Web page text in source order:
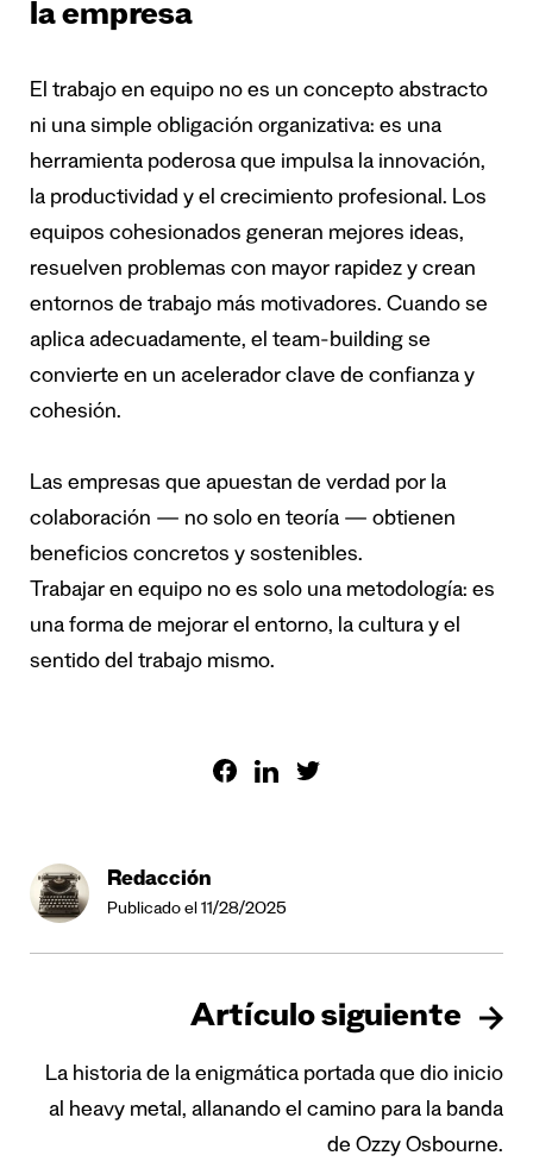
la empresa
El trabajo en equipo no es un concepto abstracto
ni una simple obligación organizativa: es una
herramienta poderosa que impulsa la innovación,
la productividad y el crecimiento profesional. Los
equipos cohesionados generan mejores ideas,
resuelven problemas con mayor rapidez y crean
entornos de trabajo más motivadores. Cuando se
aplica adecuadamente, el team-building se
convierte en un acelerador clave de confianza y
cohesión.
Las empresas que apuestan de verdad por la
colaboración — no solo en teoría — obtienen
beneficios concretos y sostenibles.
Trabajar en equipo no es solo una metodología: es
una forma de mejorar el entorno, la cultura y el
sentido del trabajo mismo.
Redacción
Publicado el 11/28/2025
Artículo siguiente
La historia de la enigmática portada que dio inicio
al heavy metal, allanando el camino para la banda
de Ozzy Osbourne.